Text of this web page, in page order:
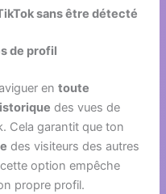
sans être détecté
de profil
entoute
des vues de
Cela garantit que ton
des visiteurs des autres
option empêche
propre profil.